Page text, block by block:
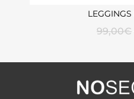
99,00€